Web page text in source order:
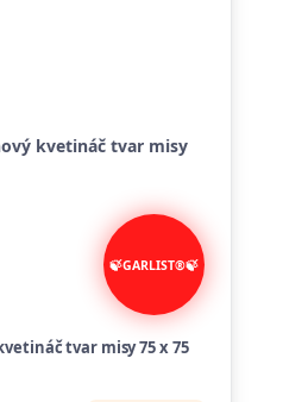
tvar misy 75 x 75